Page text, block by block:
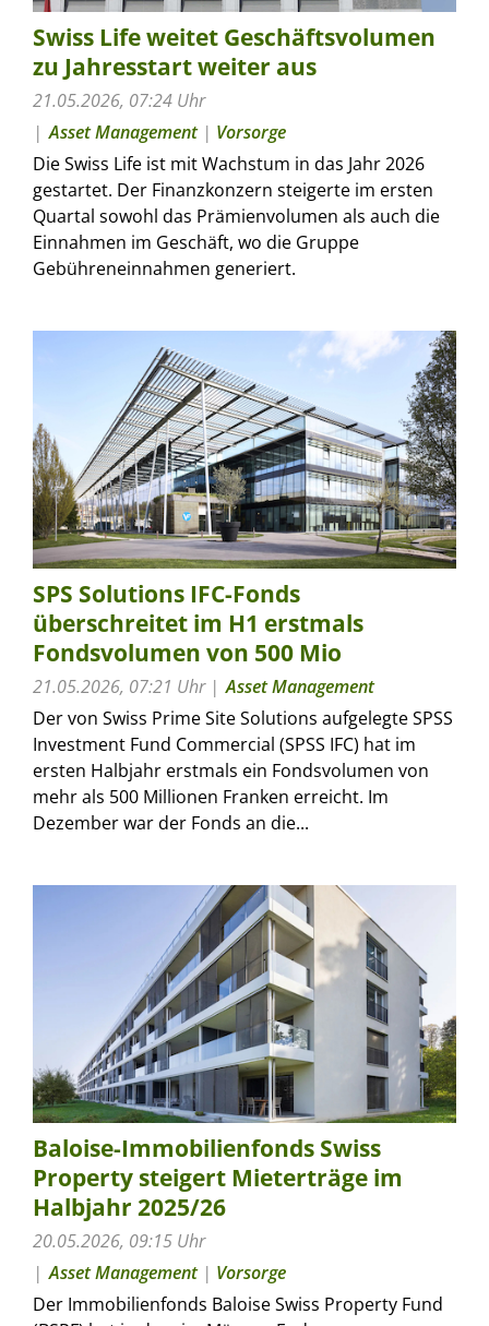
Swiss Life weitet Geschäftsvolumen
zu Jahresstart weiter aus
21.05.2026, 07:24 Uhr
Asset Management| Vorsorge
Die Swiss Life ist mit Wachstum in das Jahr 2026
gestartet. Der Finanzkonzern steigerte im ersten
Quartal sowohl das Prämienvolumen als auch die
Einnahmen im Geschäft, wo die Gruppe
Gebühreneinnahmen generiert.
SPS Solutions IFC-Fonds
überschreitet im H1 erstmals
Fondsvolumen von 500 Mio
21.05.2026, 07:21 Uhr
Asset Management
Der von Swiss Prime Site Solutions aufgelegte SPSS
Investment Fund Commercial (SPSS IFC) hat im
ersten Halbjahr erstmals ein Fondsvolumen von
mehr als 500 Millionen Franken erreicht. Im
Dezember war der Fonds an die...
Baloise-Immobilienfonds Swiss
Property steigert Mieterträge im
Halbjahr 2025/26
20.05.2026, 09:15 Uhr
Asset Management| Vorsorge
Der Immobilienfonds Baloise Swiss Property Fund